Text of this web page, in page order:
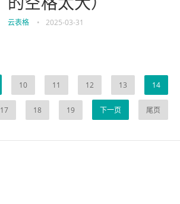
云表格 • 2025-03-31
10 11 12 13 14
17 18 19 下一页 尾页